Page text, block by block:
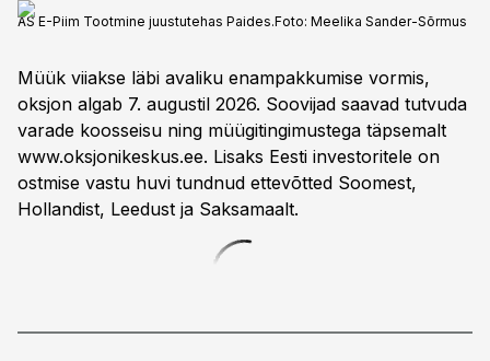
AS E-Piim Tootmine juustutehas Paides.Foto: Meelika Sander-Sõrmus
Müük viiakse läbi avaliku enampakkumise vormis,
oksjon algab 7. augustil 2026. Soovijad saavad tutvuda
varade koosseisu ning müügitingimustega täpsemalt
www.oksjonikeskus.ee. Lisaks Eesti investoritele on
ostmise vastu huvi tundnud ettevõtted Soomest,
Hollandist, Leedust ja Saksamaalt.